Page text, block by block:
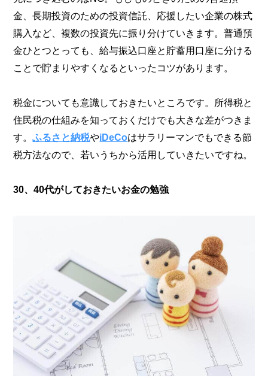
金、長期投資のための投資信託、応援したい企業の株式
購入など、複数の投資先に振り分けていきます。普通預
金ひとつとっても、給与振込口座と貯蓄用口座に分ける
ことで貯まりやすくなるといったコツがあります。
税金についても意識しておきたいところです。所得税と
住民税の仕組みを知っておくだけでも大きな差がつきま
す。ふるさと納税やiDeCoはサラリーマンでもできる節
税方法なので、若いうちから活用していきたいですね。
30、40代がしておきたいお金の勉強